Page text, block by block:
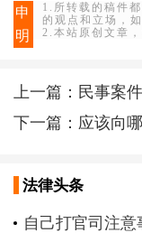
申
明
1.所转载的稿件
的观点和立场，
2.本站原创文章
上一篇： 民事案
下一篇： 应该向
法律头条
自己打官司注意